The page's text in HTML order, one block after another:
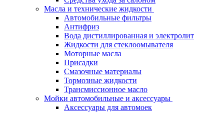
Масла и технические жидкости
Автомобильные фильтры
Антифриз
Вода дистиллированная и электролит
Жидкости для стеклоомывателя
Моторные масла
Присадки
Смазочные материалы
Тормозные жидкости
Трансмиссионное масло
Мойки автомобильные и аксессуары
Аксессуары для автомоек